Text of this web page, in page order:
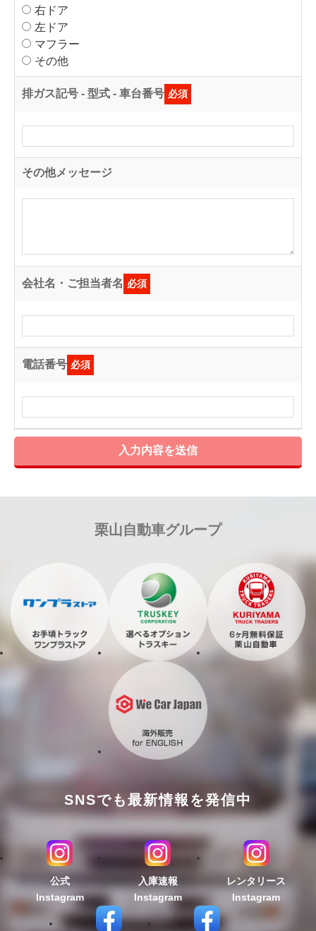
右ドア
左ドア
マフラー
その他
排ガス記号 - 型式 - 車台番号 必須
その他メッセージ
会社名・ご担当者名 必須
電話番号 必須
入力内容を送信
栗山自動車グループ
SNSでも最新情報を発信中
公式
Instagram
入庫速報
Instagram
レンタリース
Instagram